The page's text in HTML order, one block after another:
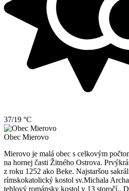
37/19 °C
Obec Mierovo
Mierovo je malá obec s celkovým
na hornej časti Žitného Ostrova.
z roku 1252 ako Beke. Najstaršou
rímskokatolický kostol sv.Michala
tehlový románsky kostol v 13 storočí..